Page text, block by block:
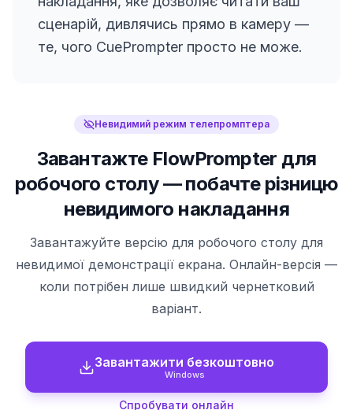
сценарій, дивлячись прямо в камеру —
те, чого CuePrompter просто не може.
Невидимий режим телепромптера
Завантажте FlowPrompter для
робочого столу — побачте різницю
невидимого накладання
Завантажуйте версію для робочого столу для
невидимої демонстрації екрана. Онлайн-версія —
коли потрібен лише швидкий чернетковий
варіант.
Завантажити безкоштовно
Windows
Спробувати онлайн